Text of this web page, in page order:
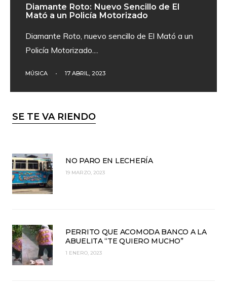
Diamante Roto: Nuevo Sencillo de El
Mató a un Policía Motorizado
Diamante Roto, nuevo sencillo de El Mató a un
Policía Motorizado....
MÚSICA • 17 ABRIL, 2023
SE TE VA RIENDO
NO PARO EN LECHERÍA
19 MARZO, 2023
PERRITO QUE ACOMODA BANCO A LA
ABUELITA “TE QUIERO MUCHO”
1 ENERO, 2023